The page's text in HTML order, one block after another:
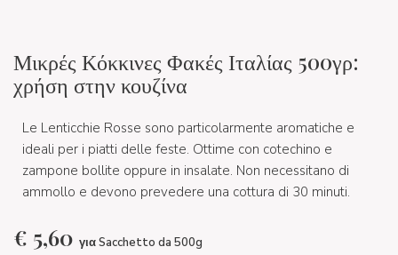
Μικρές Κόκκινες Φακές Ιταλίας 500γρ:
χρήση στην κουζίνα
Le Lenticchie Rosse sono particolarmente aromatiche e
ideali per i piatti delle feste. Ottime con cotechino e
zampone bollite oppure in insalate. Non necessitano di
ammollo e devono prevedere una cottura di 30 minuti.
€ 5,60 για Sacchetto da 500g